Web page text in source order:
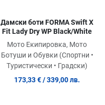
Дамски боти FORMA Swift X
Fit Lady Dry WP Black/White
Мото Екипировка, Мото
Ботуши и Обувки (Спортни •
Туристически • Градски)
173,33 €/ 339,00 лв.